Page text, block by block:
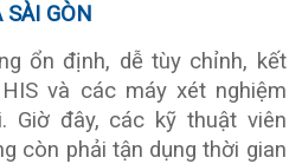
GÒN
ổn định, dễ tùy chỉnh, kết
và các máy xét nghiệm
Giờ đây, các kỹ thuật viên
còn phải tận dụng thời gian